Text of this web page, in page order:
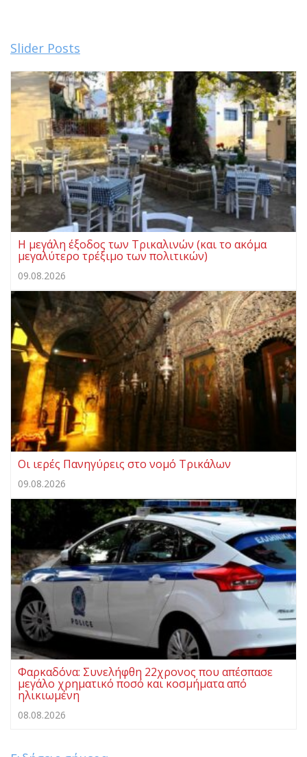
Slider Posts
Η μεγάλη έξοδος των Τρικαλινών (και το ακόμα
μεγαλύτερο τρέξιμο των πολιτικών)
09.08.2026
Οι ιερές Πανηγύρεις στο νομό Τρικάλων
09.08.2026
Φαρκαδόνα: Συνελήφθη 22χρονος που απέσπασε
μεγάλο χρηματικό ποσό και κοσμήματα από
ηλικιωμένη
08.08.2026